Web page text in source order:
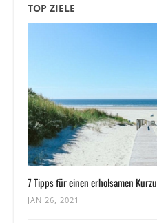
TOP ZIELE
7 Tipps für einen erholsamen
JAN 26, 2021